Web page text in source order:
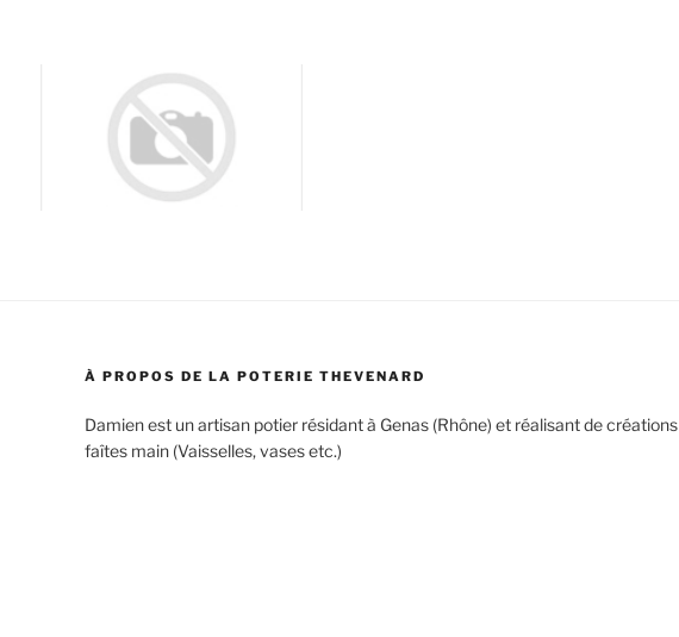
À PROPOS DE LA POTERIE THEVENARD
Damien est un artisan potier résidant à Genas (Rhône) et réalisant de créations
faîtes main (Vaisselles, vases etc.)